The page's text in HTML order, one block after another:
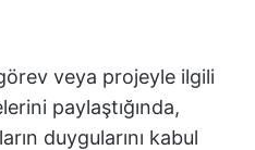
veya projeyle ilgili
paylaştığında,
duygularını kabul